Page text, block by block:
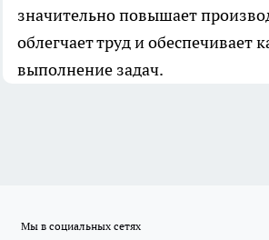
значительно повышает
облегчает труд и обеспечивает
выполнение задач.
Мы в социальных сетях